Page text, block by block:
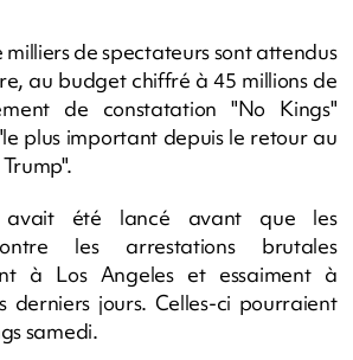
milliers de spectateurs sont attendus
au budget chiffré à 45 millions de
de constatation "No Kings"
plus important depuis le retour au
été lancé avant que les
les arrestations brutales
à Los Angeles et essaiment à
derniers jours. Celles-ci pourraient
samedi.